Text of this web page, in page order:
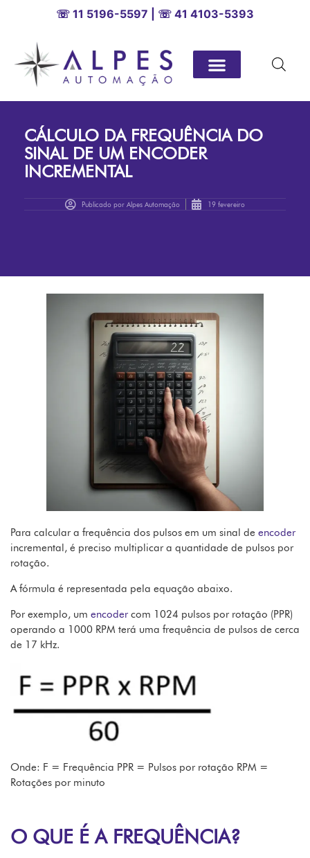
☏ 11 5196-5597 | ☏ 41 4103-5393
CÁLCULO DA FREQUÊNCIA DO
SINAL DE UM ENCODER
INCREMENTAL
Publicado por Alpes Automação 19 fevereiro
Para calcular a frequência dos pulsos em um sinal de encoder
incremental, é preciso multiplicar a quantidade de pulsos por
rotação.
A fórmula é representada pela equação abaixo.
Por exemplo, um encoder com 1024 pulsos por rotação (PPR)
operando a 1000 RPM terá uma frequência de pulsos de cerca
de 17 kHz.
Onde: F = Frequência PPR = Pulsos por rotação RPM =
Rotações por minuto
O QUE É A FREQUÊNCIA?